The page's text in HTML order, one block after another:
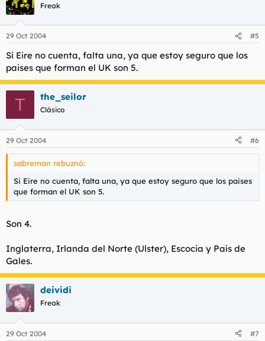
Freak
29 Oct 2004 #5
Si Eire no cuenta, falta una, ya que estoy seguro que los
paises que forman el UK son 5.
T the_seilor
Clásico
29 Oct 2004 #6
sabreman rebuznó:
Si Eire no cuenta, falta una, ya que estoy seguro que los paises
que forman el UK son 5.
Son 4.
Inglaterra, Irlanda del Norte (Ulster), Escocia y País de
Gales.
deividi
Freak
29 Oct 2004 #7